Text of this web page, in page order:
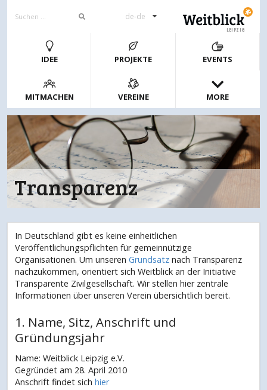
de-de
LEIPZIG
IDEE PROJEKTE EVENTS
MITMACHEN VEREINE MORE
Transparenz
In Deutschland gibt es keine einheitlichen
Veröffentlichungspflichten für gemeinnützige
Organisationen. Um unseren Grundsatz nach Transparenz
nachzukommen, orientiert sich Weitblick an der Initiative
Transparente Zivilgesellschaft. Wir stellen hier zentrale
Informationen über unseren Verein übersichtlich bereit.
1. Name, Sitz, Anschrift und
Gründungsjahr
Name: Weitblick Leipzig e.V.
Gegründet am 28. April 2010
Anschrift findet sich hier